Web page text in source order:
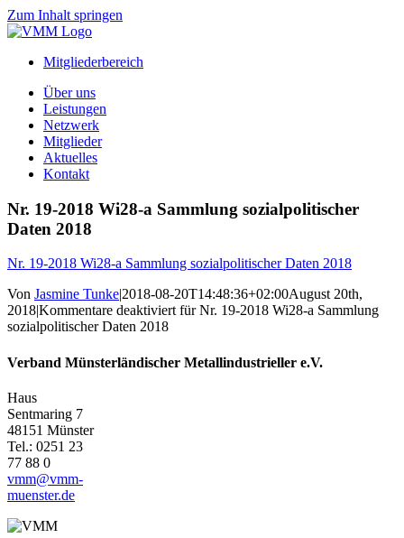
Zum Inhalt springen
Mitgliederbereich
Über uns
Leistungen
Netzwerk
Mitglieder
Aktuelles
Kontakt
Nr. 19-2018 Wi28-a Sammlung sozialpolitischer
Daten 2018
Nr. 19-2018 Wi28-a Sammlung sozialpolitischer Daten 2018
Von Jasmine Tunke|2018-08-20T14:48:36+02:00August 20th,
2018|Kommentare deaktiviertfür Nr. 19-2018 Wi28-a Sammlung
sozialpolitischer Daten 2018
Verband Münsterländischer Metallindustrieller e.V.
Haus
Sentmaring 7
48151 Münster
Tel.: 0251 23
77 88 0
vmm@vmm-
muenster.de